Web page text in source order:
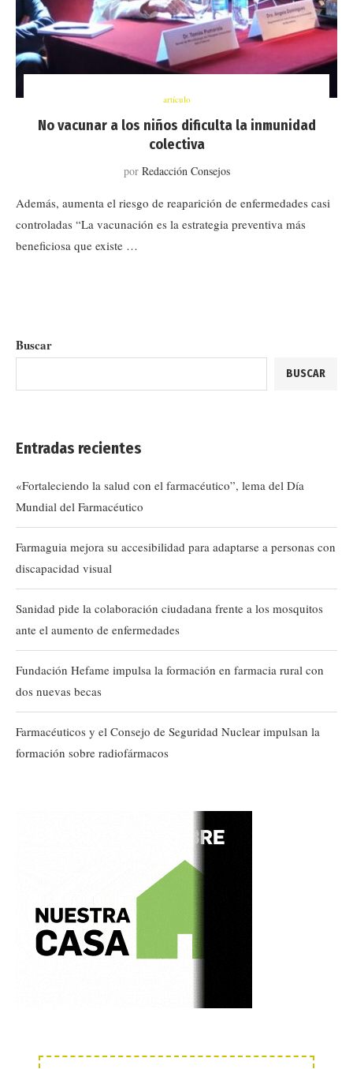
artículo
No vacunar a los niños dificulta la inmunidad
colectiva
por Redacción Consejos
Además, aumenta el riesgo de reaparición de enfermedades casi
controladas “La vacunación es la estrategia preventiva más
beneficiosa que existe …
Buscar
BUSCAR
Entradas recientes
«Fortaleciendo la salud con el farmacéutico”, lema del Día
Mundial del Farmacéutico
Farmaguia mejora su accesibilidad para adaptarse a personas con
discapacidad visual
Sanidad pide la colaboración ciudadana frente a los mosquitos
ante el aumento de enfermedades
Fundación Hefame impulsa la formación en farmacia rural con
dos nuevas becas
Farmacéuticos y el Consejo de Seguridad Nuclear impulsan la
formación sobre radiofármacos